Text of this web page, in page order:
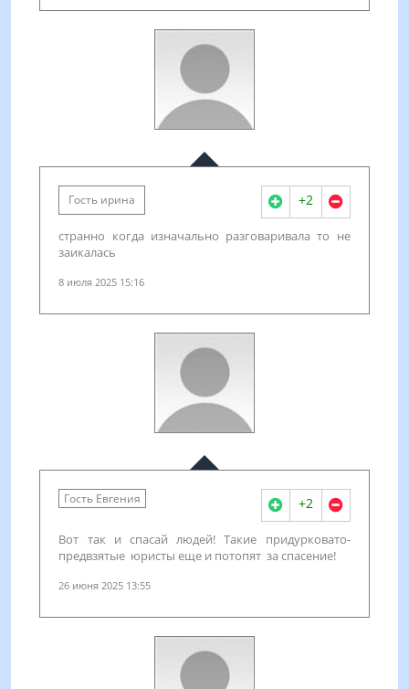
Гость ирина +2
странно когда изначально разговаривала то не
заикалась
8 июля 2025 15:16
Гость Евгения +2
Вот так и спасай людей! Такие придурковато-
предвзятые юристы еще и потопят за спасение!
26 июня 2025 13:55